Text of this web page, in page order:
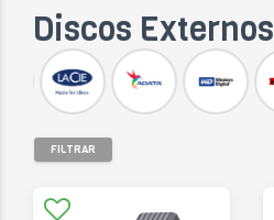
Discos Externos
FILTRAR